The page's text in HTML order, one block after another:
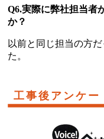
Q6.実際に弊社担当者
か？
以前と同じ担当の方
た。
工事後アンケー